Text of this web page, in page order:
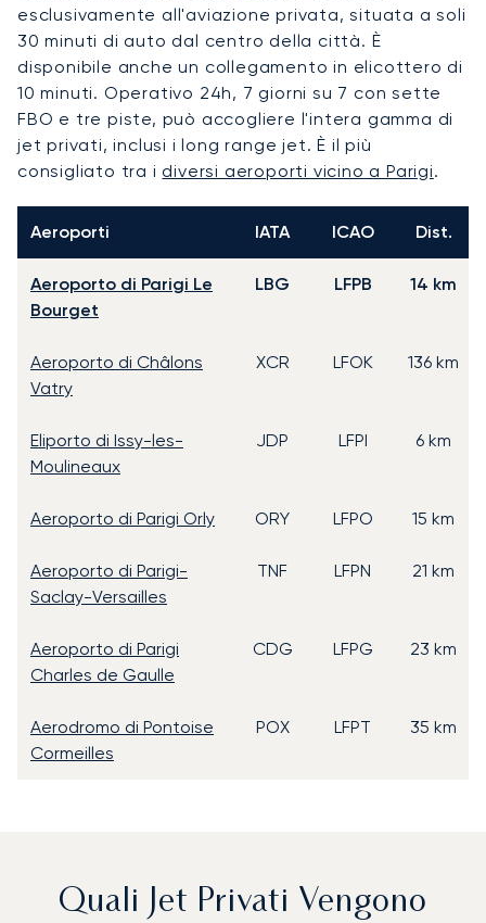
esclusivamente all'aviazione privata, situata a soli
30 minuti di auto dal centro della città. È
disponibile anche un collegamento in elicottero di
10 minuti. Operativo 24h, 7 giorni su 7 con sette
FBO e tre piste, può accogliere l'intera gamma di
jet privati, inclusi i long range jet. È il più
consigliato tra i diversi aeroporti vicino a Parigi.
Aeroporti IATA ICAO Dist.
Aeroporto di Parigi Le
Bourget
LBG LFPB 14 km
Aeroporto di Châlons
Vatry
XCR LFOK 136 km
Eliporto di Issy-les-
Moulineaux
JDP LFPI 6 km
Aeroporto di Parigi Orly ORY LFPO 15 km
Aeroporto di Parigi-
Saclay-Versailles
TNF LFPN 21 km
Aeroporto di Parigi
Charles de Gaulle
CDG LFPG 23 km
Aerodromo di Pontoise
Cormeilles
POX LFPT 35 km
Quali Jet Privati Vengono